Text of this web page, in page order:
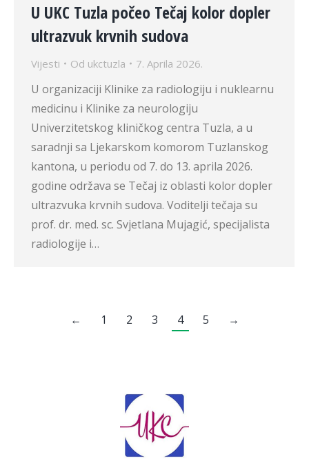
U UKC Tuzla počeo Tečaj kolor dopler
ultrazvuk krvnih sudova
Vijesti Od ukctuzla 7. Aprila 2026.
U organizaciji Klinike za radiologiju i nuklearnu
medicinu i Klinike za neurologiju
Univerzitetskog kliničkog centra Tuzla, a u
saradnji sa Ljekarskom komorom Tuzlanskog
kantona, u periodu od 7. do 13. aprila 2026.
godine održava se Tečaj iz oblasti kolor dopler
ultrazvuka krvnih sudova. Voditelji tečaja su
prof. dr. med. sc. Svjetlana Mujagić, specijalista
radiologije i…
← 1 2 3 4 5 →